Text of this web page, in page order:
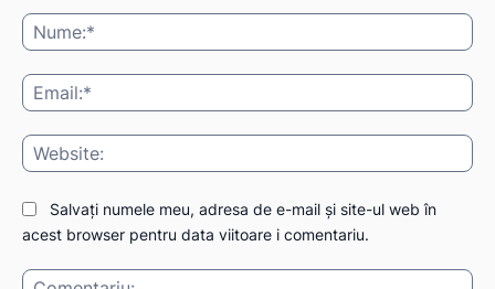
Salvați numele meu, adresa de e-mail și site-ul web în
acest browser pentru data viitoare i comentariu.